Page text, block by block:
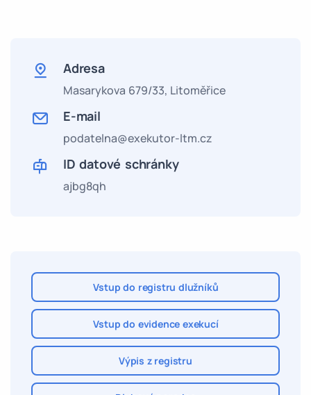
Adresa
Masarykova 679/33, Litoměřice
E-mail
podatelna@exekutor-ltm.cz
ID datové schránky
ajbg8qh
Vstup do registru dlužníků
Vstup do evidence exekucí
Výpis z registru